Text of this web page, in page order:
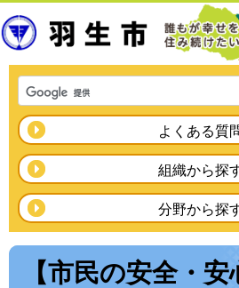
よくある質
組織から探
分野から探
【市民の安全・